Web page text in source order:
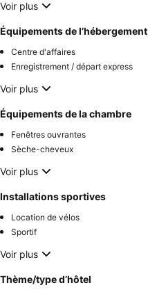
Voir plus
Équipements de l’hébergement
Centre d'affaires
Enregistrement / départ express
Voir plus
Équipements de la chambre
Fenêtres ouvrantes
Sèche-cheveux
Voir plus
Installations sportives
Location de vélos
Sportif
Voir plus
Thème/type d’hôtel